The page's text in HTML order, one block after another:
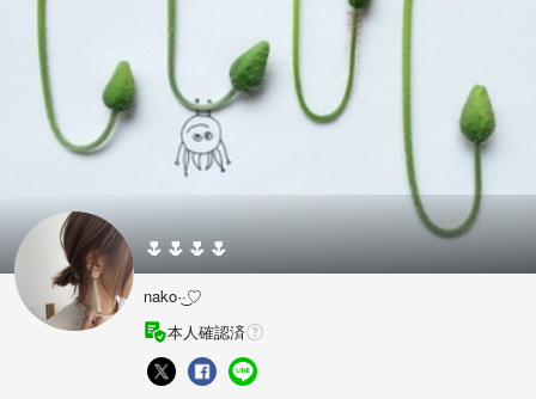
🌷🌷🌷🌷
nako·͜·♡
本人確認済